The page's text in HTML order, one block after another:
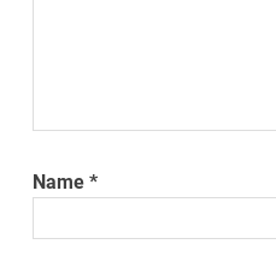
Name*